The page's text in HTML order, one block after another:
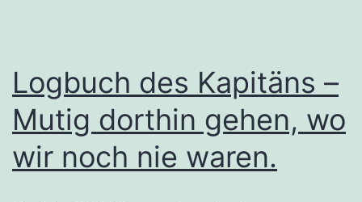
Logbuch des Kapitäns –
Mutig dorthin gehen, wo
wir noch nie waren.